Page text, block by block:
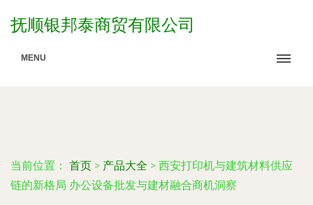
抚顺银邦泰商贸有限公司
MENU
当前位置： 首页 > 产品大全 > 西安打印机与建筑材料供应
链的新格局 办公设备批发与建材融合商机洞察